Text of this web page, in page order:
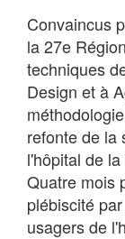
Convaincus
la 27e
techniques
Design et à
refonte de la
l'hôpital de
Quatre mois
plébiscité
usagers de